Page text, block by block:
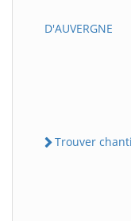
D'AUVERGNE
Trouver